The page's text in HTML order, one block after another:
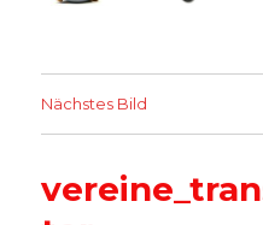
Nächstes Bild